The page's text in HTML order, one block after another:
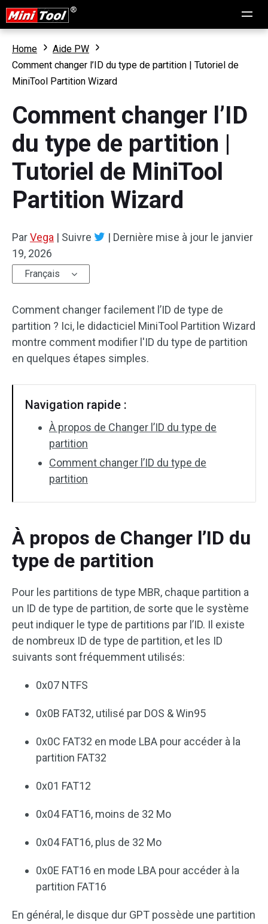
Home
Aide PW
Comment changer l’ID du type de partition | Tutoriel de
MiniTool Partition Wizard
Comment changer l’ID
du type de partition |
Tutoriel de MiniTool
Partition Wizard
ParVega | Suivre | Dernière mise à jour le janvier
19, 2026
Français
Comment changer facilement l’ID de type de
partition ? Ici, le didacticiel MiniTool Partition Wizard
montre comment modifier l'ID du type de partition
en quelques étapes simples.
Navigation rapide :
À propos de Changer l’ID du type de
partition
Comment changer l’ID du type de
partition
À propos de Changer l’ID du
type de partition
Pour les partitions de type MBR, chaque partition a
un ID de type de partition, de sorte que le système
peut indiquer le type de partitions par l’ID. Il existe
de nombreux ID de type de partition, et les ID
suivants sont fréquemment utilisés:
0x07 NTFS
0x0B FAT32, utilisé par DOS & Win95
0x0C FAT32 en mode LBA pour accéder à la
partition FAT32
0x01 FAT12
0x04 FAT16, moins de 32 Mo
0x04 FAT16, plus de 32 Mo
0x0E FAT16 en mode LBA pour accéder à la
partition FAT16
En général, le disque dur GPT possède une partition